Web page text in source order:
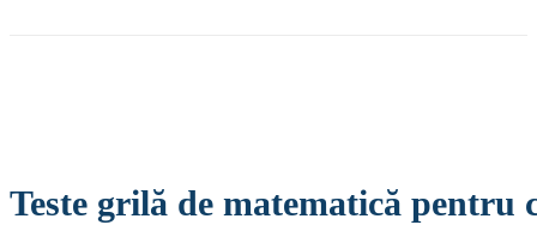
Teste grilă de matematică pentru